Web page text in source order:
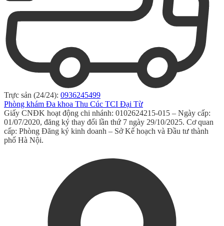
Trực sản (24/24): 0936245499
Phòng khám Đa khoa Thu Cúc TCI Đại Từ
Giấy CNĐK hoạt động chi nhánh: 0102624215-015 – Ngày cấp:
01/07/2020, đăng ký thay đổi lần thứ 7 ngày 29/10/2025. Cơ quan
cấp: Phòng Đăng ký kinh doanh – Sở Kế hoạch và Đầu tư thành
phố Hà Nội.